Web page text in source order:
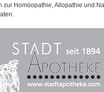
zur Homöopathie, Allopathie und